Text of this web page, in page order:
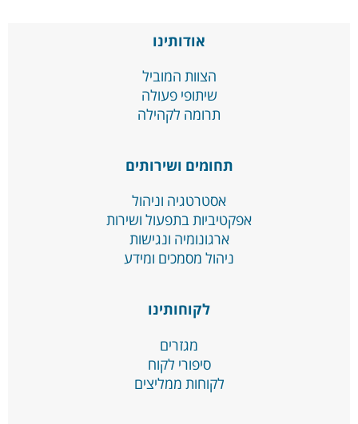
אודותינו
הצוות המוביל
שיתופי פעולה
תרומה לקהילה
תחומים ושירותים
אסטרטגיה וניהול
אפקטיביות בתפעול ושירות
ארגונומיה ונגישות
ניהול מסמכים ומידע
לקוחותינו
מגזרים
סיפורי לקוח
לקוחות ממליצים